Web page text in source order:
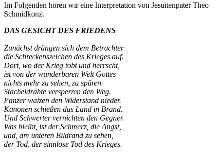
Im Folgenden hören wir eine Interpretation von Jesuitenpater Theo
Schmidkonz.
DAS GESICHT DES FRIEDENS
Zunächst drängen sich dem Betrachter
die Schreckenszeichen des Krieges auf.
Dort, wo der Krieg tobt und herrscht,
ist von der wunderbaren Welt Gottes
nichts mehr zu sehen, zu spüren.
Stacheldrähte versperren den Weg.
Panzer walzen den Widerstand nieder.
Kanonen schießen das Land in Brand.
Und Schwerter vernichten den Gegner.
Was bleibt, ist der Schmerz, die Angst,
und, am unteren Bildrand zu sehen,
der Tod, der sinnlose Tod des Krieges.